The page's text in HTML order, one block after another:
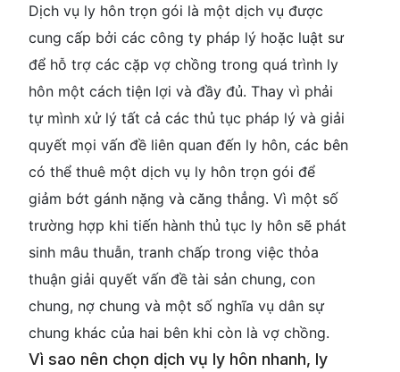
Dịch vụ ly hôn trọn gói là một dịch vụ được
cung cấp bởi các công ty pháp lý hoặc luật sư
để hỗ trợ các cặp vợ chồng trong quá trình ly
hôn một cách tiện lợi và đầy đủ. Thay vì phải
tự mình xử lý tất cả các thủ tục pháp lý và giải
quyết mọi vấn đề liên quan đến ly hôn, các bên
có thể thuê một dịch vụ ly hôn trọn gói để
giảm bớt gánh nặng và căng thẳng. Vì một số
trường hợp khi tiến hành thủ tục ly hôn sẽ phát
sinh mâu thuẫn, tranh chấp trong việc thỏa
thuận giải quyết vấn đề tài sản chung, con
chung, nợ chung và một số nghĩa vụ dân sự
chung khác của hai bên khi còn là vợ chồng.
Vì sao nên chọn dịch vụ ly hôn nhanh, ly